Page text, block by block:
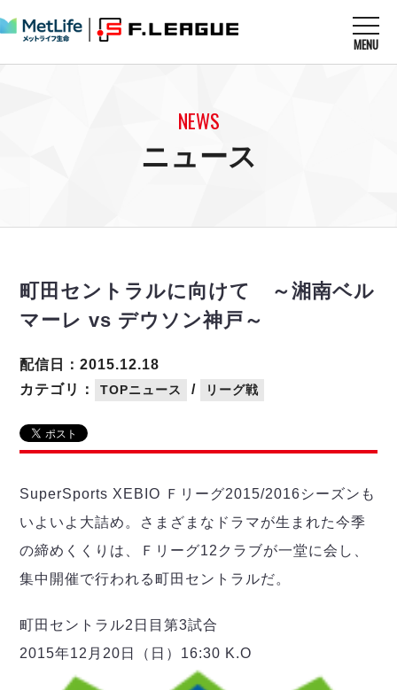
MENU
U-23選抜
メディア情報
フットサル日本代表
戦績表
警告・退場・出場停止選手
個人ランキング｜ゴール
個人ランキング｜シュート
個人ランキング｜シュート成功率
メットライフ生命Ｆ２リーグ
試合日程
順位表
戦績表
警告・退場・出場停止選手
個人ランキング｜シュート
個人ランキング｜シュート成功率
個人ランキング｜第2PK
エスポラーダ北海道
バルドラール浦安
しながわシティ
立川アスレティックFC
ペスカドーラ町田
湘南ベルマーレ
名古屋オーシャンズ
シュライカー大阪
バサジィ大分
ヴォスクオーレ仙台
マルバ水戸FC
アリーナ情報 ARENA
リーグ概要 ABOUT US
リーグ概要
日本フットサルリーグについて
大会概要
リーグ要項
クラブライセンス関連
過去の記録 ARCHIVE
過去の試合記録
ディビジョン1 試合記録
ディビジョン2 試合記録
リーグ統計データ
プロジェクト PROJECT
ABeam AWARD
DIVISION 01
NEWS
ニュース
町田セントラルに向けて ～湘南ベル
マーレ vs デウソン神戸～
カテゴリ： TOPニュース / リーグ戦
配信日：2015.12.18
SuperSports XEBIO Ｆリーグ2015/2016シーズンも
いよいよ大詰め。さまざまなドラマが生まれた今季
の締めくくりは、Ｆリーグ12クラブが一堂に会し、
集中開催で行われる町田セントラルだ。
町田セントラル2日目第3試合
2015年12月20日（日）16:30 K.O